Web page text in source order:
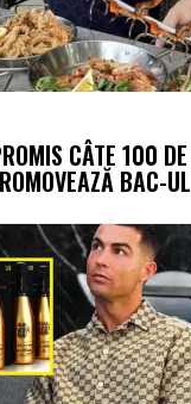
CÂTE 100 DE
BAC-